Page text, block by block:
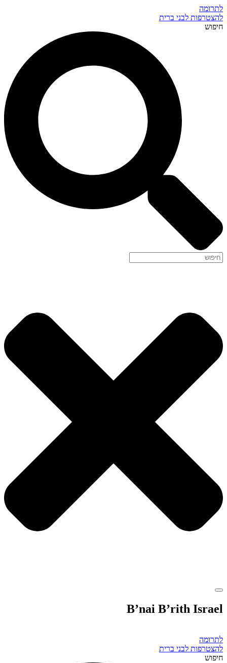
לתרומה
להצטרפות לבני ברית
חיפוש
B’nai B’rith Israel
לתרומה
להצטרפות לבני ברית
חיפוש